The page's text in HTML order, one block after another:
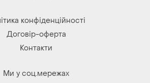
конфіденційності
Договір-оферта
Контакти
Ми у соц.мережах